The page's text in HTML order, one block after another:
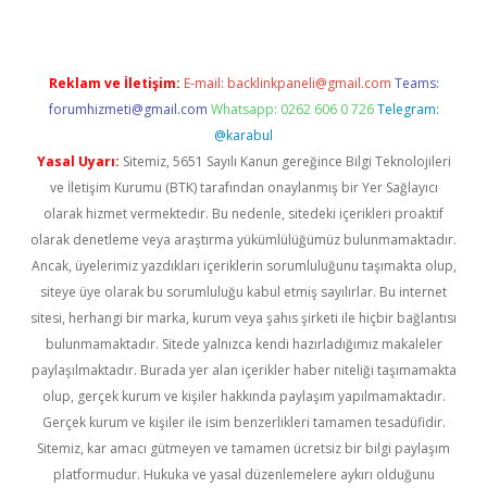
Reklam ve İletişim: E-mail: backlinkpaneli@gmail.com Teams:
forumhizmeti@gmail.com Whatsapp: 0262 606 0 726 Telegram:
@karabul
Yasal Uyarı: Sitemiz, 5651 Sayılı Kanun gereğince Bilgi Teknolojileri
ve İletişim Kurumu (BTK) tarafından onaylanmış bir Yer Sağlayıcı
olarak hizmet vermektedir. Bu nedenle, sitedeki içerikleri proaktif
olarak denetleme veya araştırma yükümlülüğümüz bulunmamaktadır.
Ancak, üyelerimiz yazdıkları içeriklerin sorumluluğunu taşımakta olup,
siteye üye olarak bu sorumluluğu kabul etmiş sayılırlar. Bu internet
sitesi, herhangi bir marka, kurum veya şahıs şirketi ile hiçbir bağlantısı
bulunmamaktadır. Sitede yalnızca kendi hazırladığımız makaleler
paylaşılmaktadır. Burada yer alan içerikler haber niteliği taşımamakta
olup, gerçek kurum ve kişiler hakkında paylaşım yapılmamaktadır.
Gerçek kurum ve kişiler ile isim benzerlikleri tamamen tesadüfidir.
Sitemiz, kar amacı gütmeyen ve tamamen ücretsiz bir bilgi paylaşım
platformudur. Hukuka ve yasal düzenlemelere aykırı olduğunu